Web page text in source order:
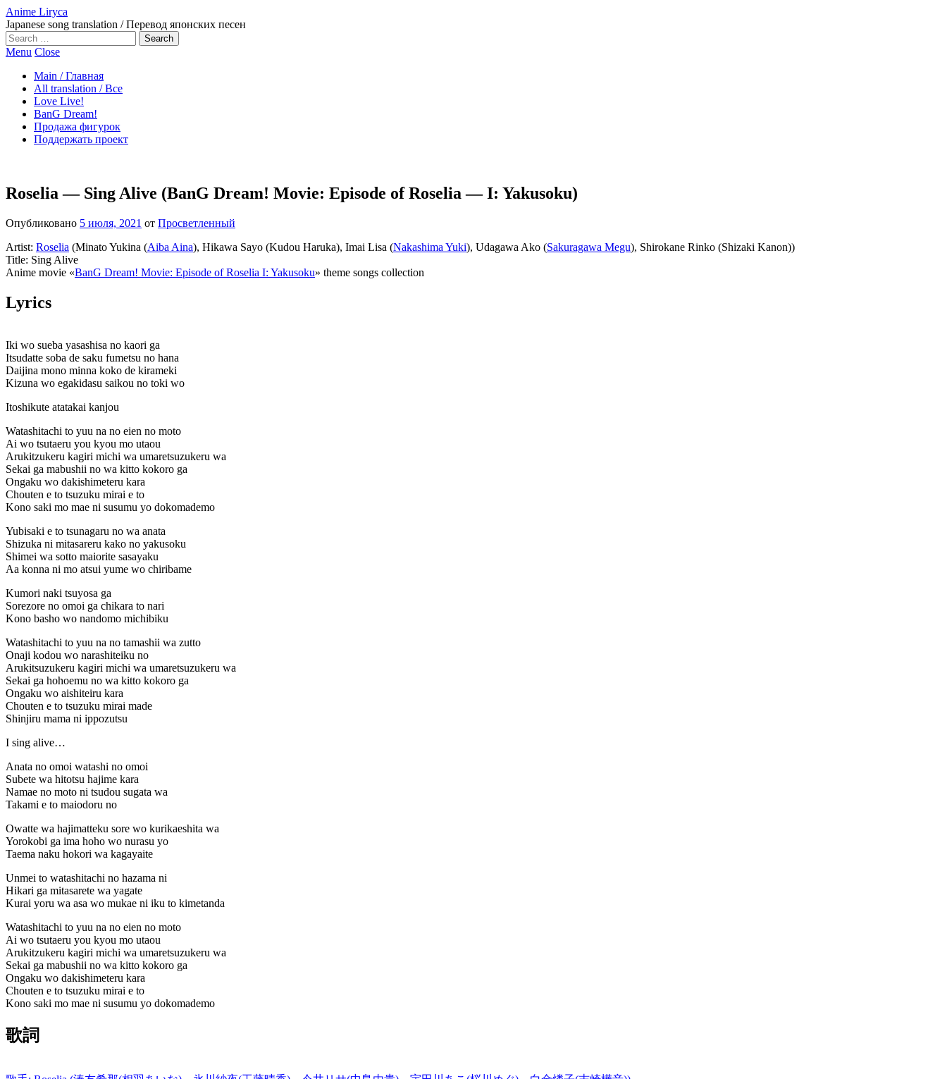
Anime Liryca
Japanese song translation / Перевод японских песен
Search
on:
Menu Close
Main / Главная
All translation / Все
Love Live!
BanG Dream!
Продажа фигурок
Поддержать проект
Roselia — Sing Alive (BanG Dream! Movie: Episode of Roselia — I: Yakusoku)
Опубликовано 5 июля, 2021 от Просветленный
Artist: Roselia (Minato Yukina (Aiba Aina), Hikawa Sayo (Kudou Haruka), Imai Lisa (Nakashima Yuki), Udagawa Ako (Sakuragawa Megu), Shirokane Rinko (Shizaki Kanon))
Title: Sing Alive
Anime movie «BanG Dream! Movie: Episode of Roselia I: Yakusoku» theme songs collection
Lyrics
Iki wo sueba yasashisa no kaori ga
Itsudatte soba de saku fumetsu no hana
Daijina mono minna koko de kirameki
Kizuna wo egakidasu saikou no toki wo
Itoshikute atatakai kanjou
Watashitachi to yuu na no eien no moto
Ai wo tsutaeru you kyou mo utaou
Arukitzukeru kagiri michi wa umaretsuzukeru wa
Sekai ga mabushii no wa kitto kokoro ga
Ongaku wo dakishimeteru kara
Chouten e to tsuzuku mirai e to
Kono saki mo mae ni susumu yo dokomademo
Yubisaki e to tsunagaru no wa anata
Shizuka ni mitasareru kako no yakusoku
Shimei wa sotto maiorite sasayaku
Aa konna ni mo atsui yume wo chiribame
Kumori naki tsuyosa ga
Sorezore no omoi ga chikara to nari
Kono basho wo nandomo michibiku
Watashitachi to yuu na no tamashii wa zutto
Onaji kodou wo narashiteiku no
Arukitsuzukeru kagiri michi wa umaretsuzukeru wa
Sekai ga hohoemu no wa kitto kokoro ga
Ongaku wo aishiteiru kara
Chouten e to tsuzuku mirai made
Shinjiru mama ni ippozutsu
I sing alive…
Anata no omoi watashi no omoi
Subete wa hitotsu hajime kara
Namae no moto ni tsudou sugata wa
Takami e to maiodoru no
Owatte wa hajimatteku sore wo kurikaeshita wa
Yorokobi ga ima hoho wo nurasu yo
Taema naku hokori wa kagayaite
Unmei to watashitachi no hazama ni
Hikari ga mitasarete wa yagate
Kurai yoru wa asa wo mukae ni iku to kimetanda
Watashitachi to yuu na no eien no moto
Ai wo tsutaeru you kyou mo utaou
Arukitzukeru kagiri michi wa umaretsuzukeru wa
Sekai ga mabushii no wa kitto kokoro ga
Ongaku wo dakishimeteru kara
Chouten e to tsuzuku mirai e to
Kono saki mo mae ni susumu yo dokomademo
歌詞